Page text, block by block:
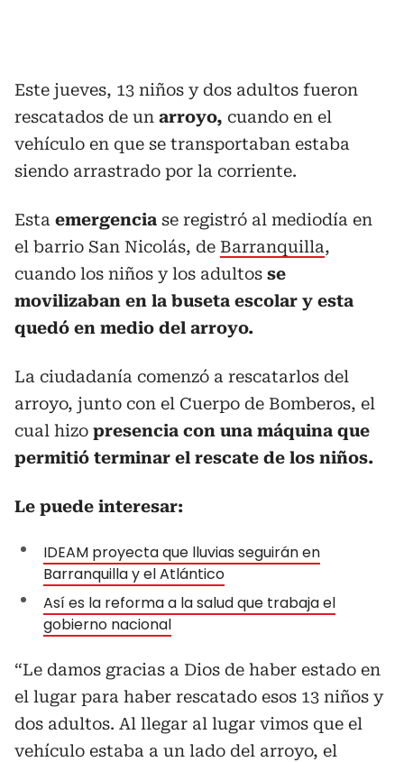
Este jueves, 13 niños y dos adultos fueron
rescatados de un arroyo, cuando en el
vehículo en que se transportaban estaba
siendo arrastrado por la corriente.
Esta emergencia se registró al mediodía en
el barrio San Nicolás, de Barranquilla,
cuando los niños y los adultos se
movilizaban en la buseta escolar y esta
quedó en medio del arroyo.
La ciudadanía comenzó a rescatarlos del
arroyo, junto con el Cuerpo de Bomberos, el
cual hizo presencia con una máquina que
permitió terminar el rescate de los niños.
Le puede interesar:
IDEAM proyecta que lluvias seguirán en
Barranquilla y el Atlántico
Así es la reforma a la salud que trabaja el
gobierno nacional
“Le damos gracias a Dios de haber estado en
el lugar para haber rescatado esos 13 niños y
dos adultos. Al llegar al lugar vimos que el
vehículo estaba a un lado del arroyo, el